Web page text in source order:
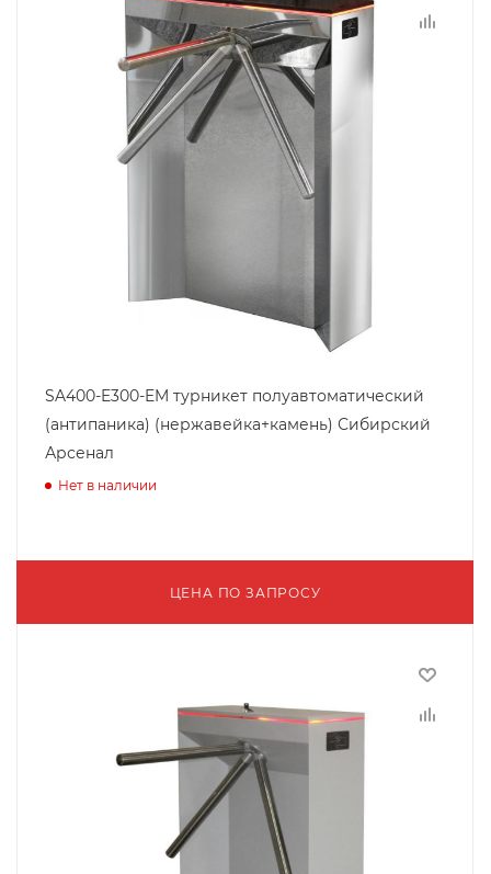
SA400-E300-EM турникет полуавтоматический
(антипаника) (нержавейка+камень) Сибирский
Арсенал
Нет в наличии
ЦЕНА ПО ЗАПРОСУ